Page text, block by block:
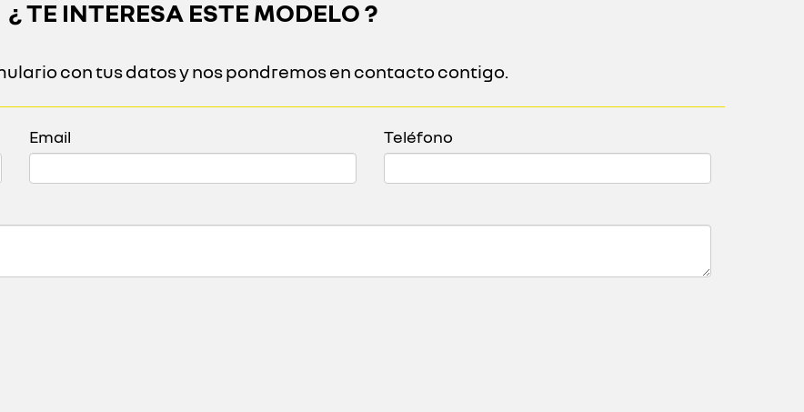
¿ TE INTERESA ESTE MODELO ?
con tus datos y nos pondremos en contacto contigo.
Email Teléfono